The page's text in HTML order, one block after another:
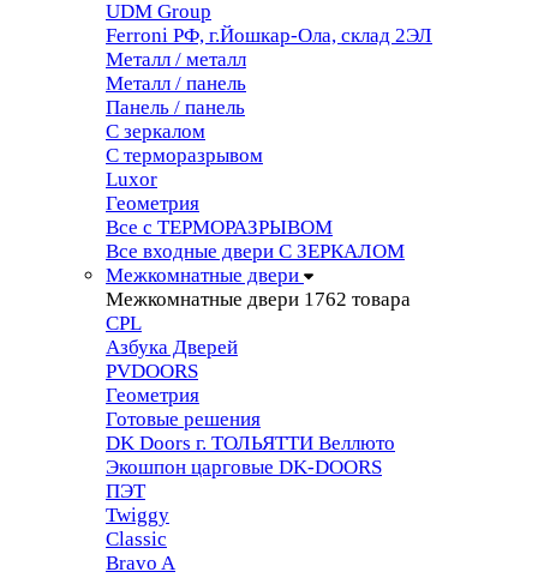
UDM Group
Ferroni РФ, г.Йошкар-Ола, склад 2ЭЛ
Металл / металл
Металл / панель
Панель / панель
С зеркалом
С терморазрывом
Luxor
Геометрия
Все с ТЕРМОРАЗРЫВОМ
Все входные двери С ЗЕРКАЛОМ
Межкомнатные двери
Межкомнатные двери 1762 товара
CPL
Азбука Дверей
PVDOORS
Геометрия
Готовые решения
DK Doors г. ТОЛЬЯТТИ Веллюто
Экошпон царговые DK-DOORS
ПЭТ
Twiggy
Classic
Bravo A